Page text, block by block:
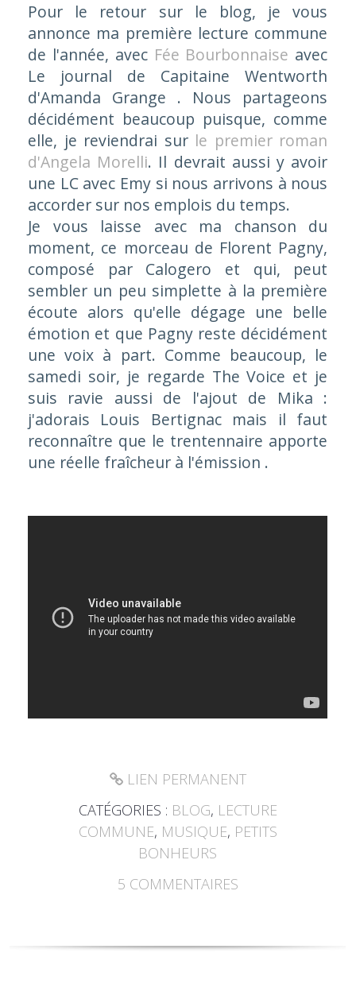
Pour le retour sur le blog, je vous
annonce ma première lecture commune
de l'année, avec Fée Bourbonnaise avec
Le journal de Capitaine Wentworth
d'Amanda Grange . Nous partageons
décidément beaucoup puisque, comme
elle, je reviendrai sur le premier roman
d'Angela Morelli. Il devrait aussi y avoir
une LC avec Emy si nous arrivons à nous
accorder sur nos emplois du temps.
Je vous laisse avec ma chanson du
moment, ce morceau de Florent Pagny,
composé par Calogero et qui, peut
sembler un peu simplette à la première
écoute alors qu'elle dégage une belle
émotion et que Pagny reste décidément
une voix à part. Comme beaucoup, le
samedi soir, je regarde The Voice et je
suis ravie aussi de l'ajout de Mika :
j'adorais Louis Bertignac mais il faut
reconnaître que le trentennaire apporte
une réelle fraîcheur à l'émission .
LIEN PERMANENT
CATÉGORIES : BLOG, LECTURE
COMMUNE, MUSIQUE, PETITS
BONHEURS
5 COMMENTAIRES